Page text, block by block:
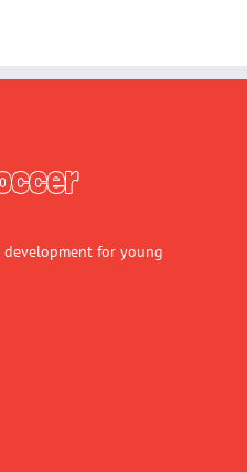
for young